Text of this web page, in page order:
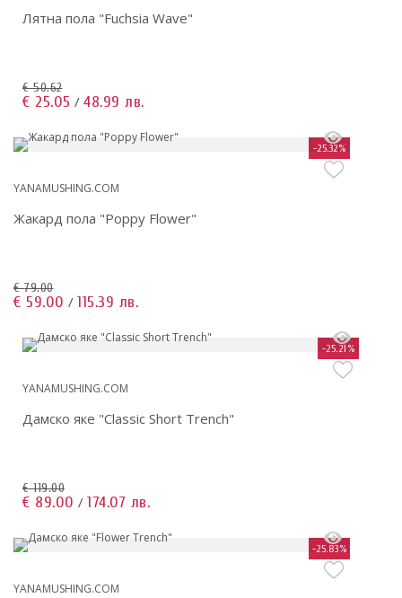
Лятна пола "Fuchsia Wave"
€ 50.62
€ 25.05 / 48.99 лв.
-25.32%
YANAMUSHING.COM
Жакард пола "Poppy Flower"
€ 79.00
€ 59.00 / 115.39 лв.
-25.21%
YANAMUSHING.COM
Дамско яке "Classic Short Trench"
€ 119.00
€ 89.00 / 174.07 лв.
-25.83%
YANAMUSHING.COM